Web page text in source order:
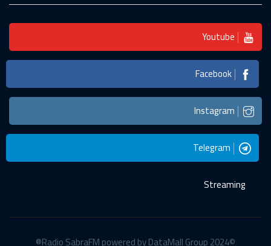
Youtube
Facebook
Instagram
Telegram
Streaming
©2024 Radio SabraFM powered by DataMall Group®